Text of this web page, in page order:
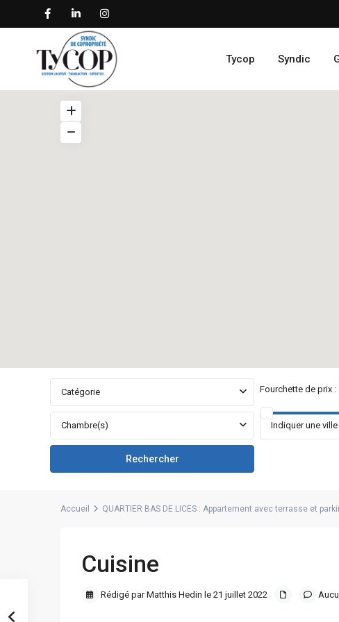
Tycop Syndic
Catégorie Fourchette de prix :
Chambre(s)
Accueil QUARTIER BAS DE LICES : Appartement avec terrasse et
Cuisine
Rédigé par Matthis Hedin le 21 juillet 2022